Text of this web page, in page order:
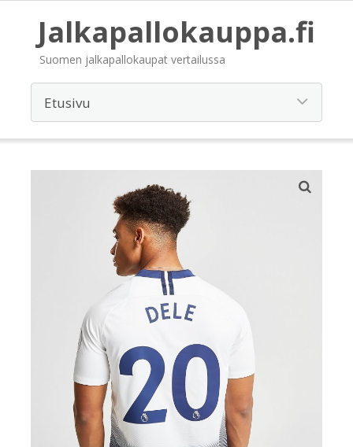
Jalkapallokauppa.fi
Suomen jalkapallokaupat vertailussa